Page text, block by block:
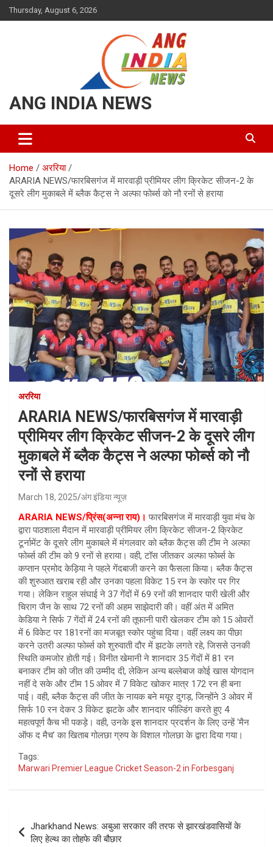
Skip
to
Thursday, August 6, 2026
ANG INDIA NEWS
Home
अररिया
ARARIA NEWS/फारबिसगंज में मारवाड़ी प्रीमियर लीग क्रिकेट सीजन-2 के
दूसरे लीग मुकाबले में ब्लैक कैट्स ने अल्फा फोर्ब्स को नौ रनों से हराया
अररिया
ARARIA NEWS/फारबिसगंज में मारवाड़ी
प्रीमियर लीग क्रिकेट सीजन-2 के दूसरे लीग
मुकाबले में ब्लैक कैट्स ने अल्फा फोर्ब्स को नौ
रनों से हराया
March 18, 2025 अंग इंडिया न्यूज़
ARARIA NEWS/प्रिंस(अन्ना राय)। फारबिसगंज में मारवाड़ी युवा मंच के
द्वारा पाठशाला मैदान में मारवाड़ी प्रीमियर लीग क्रिकेट सीजन-2 क्रिकेट
टूर्नामेंट के दूसरे लीग मुकाबले में मंगलवार को ब्लैक कैट्स की टीम ने अल्फा
फोर्ब्स की टीम को 9 रनों से हराया। वही, टॉस जीतकर अल्फा फोर्ब्स के
कप्तान प्रमोद केड़िया ने पहले गेंदबाजी करने का फैसला किया। ब्लैक कैट्स
की शुरुआत खराब रही और उनका पहला विकेट 15 रन के स्कोर पर गिर
गया। लेकिन राहुल संघाई ने 37 गेंदों में 69 रनों की शानदार पारी खेली और
चिराग जैन के साथ 72 रनों की अहम साझेदारी की। वहीं अंत में अमित
केडिया ने सिर्फ 7 गेंदों में 24 रनों की तूफानी पारी खेलकर टीम को 15 ओवरों
में 6 विकेट पर 181रनों का मजबूत स्कोर पहुंचा दिया। वहीं लक्ष्य का पीछा
करने उतरी अल्फा फोर्ब्स को शुरुवाती दौर में झटके लगते रहे, जिससे उनकी
स्थिति कमजोर होती गई। विनीत खेमानी ने शानदार 35 गेंदों में 81 रन
बनाकर टीम को जीत की उम्मीद दी, लेकिन अन्य बल्लेबाज कोई खास योगदान
नहीं दे सके और टीम 15 ओवर में 7 विकेट खोकर मात्र 172 रन ही बना
पाई। वही, ब्लैक कैट्स की जीत के नायक बने मयूर दुगड़, जिन्होंने 3 ओवर में
सिर्फ 10 रन देकर 3 विकेट झटके और शानदार फील्डिंग करते हुए 4
महत्वपूर्ण कैच भी पकड़े। वही, उनके इस शानदार प्रदर्शन के लिए उन्हें ‘मैन
ऑफ द मैच’ का खिताब गोलछा ग्रुप के विशाल गोलछा के द्वारा दिया गया।
Tags:
Marwari Premier League Cricket Season-2 in Forbesganj
navigation
Jharkhand News: अबुआ सरकार की तरफ से झारखंडवासियों के
लिए हेल्थ का तोहफे की बौछार